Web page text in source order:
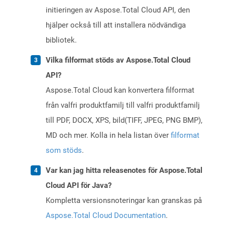
initieringen av Aspose.Total Cloud API, den
hjälper också till att installera nödvändiga
bibliotek.
Vilka filformat stöds av Aspose.Total Cloud
API?
Aspose.Total Cloud kan konvertera filformat
från valfri produktfamilj till valfri produktfamilj
till PDF, DOCX, XPS, bild(TIFF, JPEG, PNG BMP),
MD och mer. Kolla in hela listan över filformat
som stöds.
Var kan jag hitta releasenotes för Aspose.Total
Cloud API för Java?
Kompletta versionsnoteringar kan granskas på
Aspose.Total Cloud Documentation.